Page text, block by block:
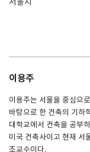
서울시
이용주
이용주는 서울을 중심으
바탕으로 한 건축의 기하
대학교에서 건축을 공부
미국 건축사이고 현재 서
조교수이다.